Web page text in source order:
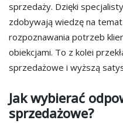
sprzedaży. Dzięki
zdobywają wiedzę na
rozpoznawania potrzeb
obiekcjami. To z kolei
sprzedażowe i wyższą
Jak wybierać
sprzedażowe?